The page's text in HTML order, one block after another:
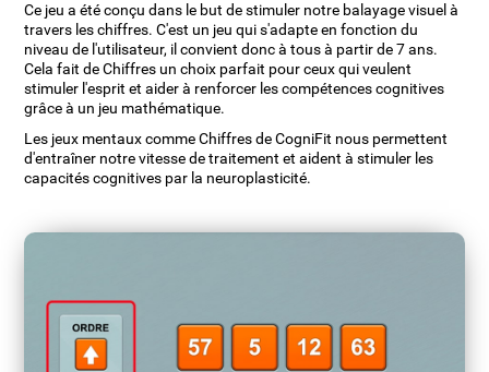
Ce jeu a été conçu dans le but de stimuler notre balayage visuel à
travers les chiffres. C'est un jeu qui s'adapte en fonction du
niveau de l'utilisateur, il convient donc à tous à partir de 7 ans.
Cela fait de Chiffres un choix parfait pour ceux qui veulent
stimuler l'esprit et aider à renforcer les compétences cognitives
grâce à un jeu mathématique.
Les jeux mentaux comme Chiffres de CogniFit nous permettent
d'entraîner notre vitesse de traitement et aident à stimuler les
capacités cognitives par la neuroplasticité.